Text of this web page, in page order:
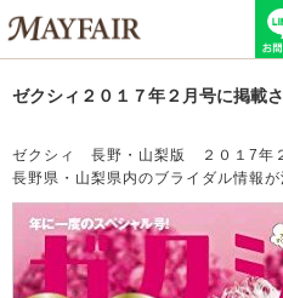
ゼクシィ２０１７年２月号に掲載さ
ゼクシィ 長野・山梨版 ２０１7年２
長野県・山梨県内のブライダル情報が